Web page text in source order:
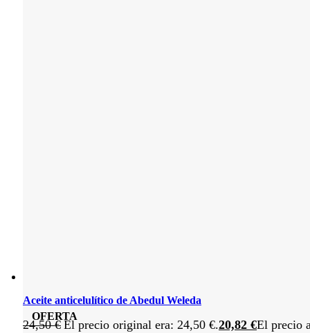
OFERTA
Aceite anticelulítico de Abedul Weleda
24,50€ El precio original era: 24,50 €.20,82 €El precio